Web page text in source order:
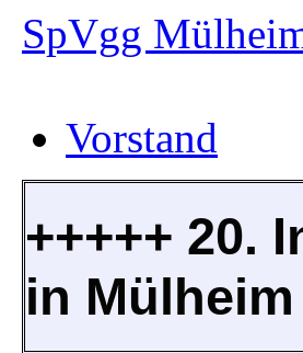
SpVgg
Vorstand
+++++ 20.
in Mülheim